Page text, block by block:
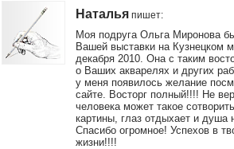
Наталья пишет:
Моя подруга Ольга Миронова
Вашей выставки на Кузнецком
декабря 2010. Она с таким
о Ваших акварелях и других
у меня появилось желание
сайте. Восторг полный!!!! Не
человека может такое
картины, глаз отдыхает и душа
Спасибо огромное! Успехов в
жизни!!!!